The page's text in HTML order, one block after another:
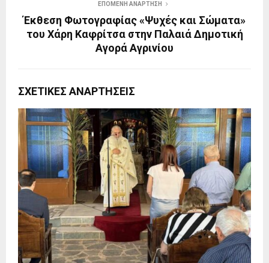
ΕΠΌΜΕΝΗ ΑΝΆΡΤΗΣΗ
Έκθεση Φωτογραφίας «Ψυχές και Σώματα»
του Χάρη Καφρίτσα στην Παλαιά Δημοτική
Αγορά Αγρινίου
ΣΧΕΤΙΚΈΣ ΑΝΑΡΤΉΣΕΙΣ